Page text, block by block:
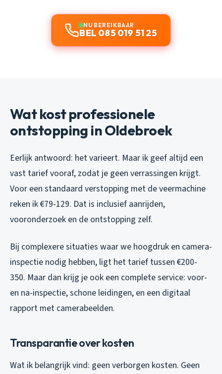
NU BEREIKBAAR
BEL 085 019 51 25
Wat kost professionele
ontstopping in Oldebroek
Eerlijk antwoord: het varieert. Maar ik geef altijd een
vast tarief vooraf, zodat je geen verrassingen krijgt.
Voor een standaard verstopping met de veermachine
reken ik €79-129. Dat is inclusief aanrijden,
vooronderzoek en de ontstopping zelf.
Bij complexere situaties waar we hoogdruk en camera-
inspectie nodig hebben, ligt het tarief tussen €200-
350. Maar dan krijg je ook een complete service: voor-
en na-inspectie, schone leidingen, en een digitaal
rapport met camerabeelden.
Transparantie over kosten
Wat ik belangrijk vind: geen verborgen kosten. Geen